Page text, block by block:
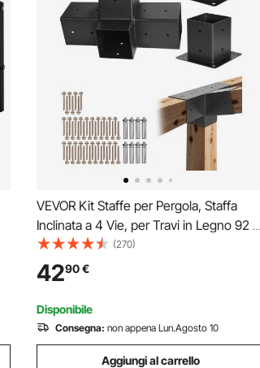
VEVOR Kit Staffe per Pergola, Staffa
Inclinata a 4 Vie, per Travi in Legno 92 x
92 mm in Dimensioni Reali, Staffe per
Pergola in Acciaio al Carbonio con Base
per Palo e Base per Montaggio a Parete
(270)
4290€
Disponibile
Consegna: non appena Lun.Agosto 10
Aggiungi al carrello